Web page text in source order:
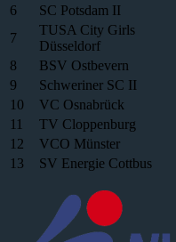
6
SC Potsdam II
7
TUSA City Girls
Düsseldorf
8
BSV Ostbevern
9
Schweriner SC II
10
VC Osnabrück
11
TV Cloppenburg
12
VCO Münster
13
SV Energie Cottbus